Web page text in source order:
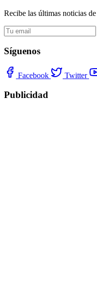
Recibe las últimas noticias
Síguenos
Facebook Twitter
Publicidad